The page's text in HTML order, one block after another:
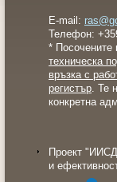
E-mail:
Телефон:
* Посочените
техническа
връзка с
регистър. Те
конкретна
Проект
и